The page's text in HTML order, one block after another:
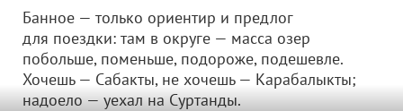
Банное — только ориентир и предлог
для поездки: там в округе — масса озер
побольше, поменьше, подороже, подешевле.
Хочешь — Сабакты, не хочешь — Карабалыкты;
надоело — уехал на Суртанды.